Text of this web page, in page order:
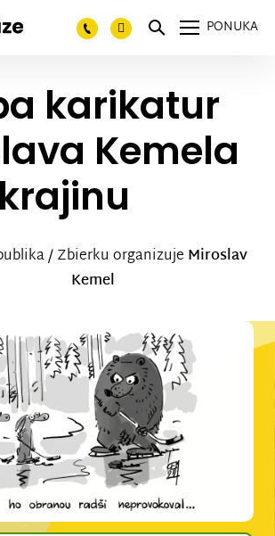
PONUKA
karikatur
Kemela
/ Zbierku organizuje Miroslav
Kemel